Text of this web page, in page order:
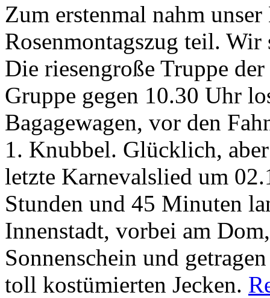
Zum erstenmal nahm
Rosenmontagszug teil.
Die riesengroße Truppe
Gruppe gegen 10.30 Uhr
Bagagewagen, vor den
1. Knubbel. Glücklich,
letzte Karnevalslied um
Stunden und 45 Minuten
Innenstadt, vorbei am
Sonnenschein und
toll kostümierten Jecken.